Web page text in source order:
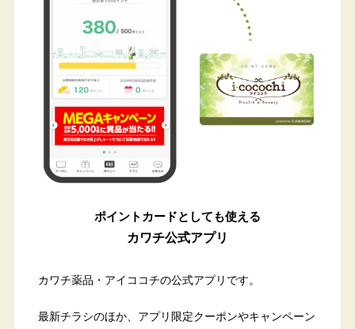
ポイントカードとしても使える
カワチ公式アプリ
カワチ薬品・アイココチの公式アプリです。
最新チラシのほか、アプリ限定クーポンやキャンペーン